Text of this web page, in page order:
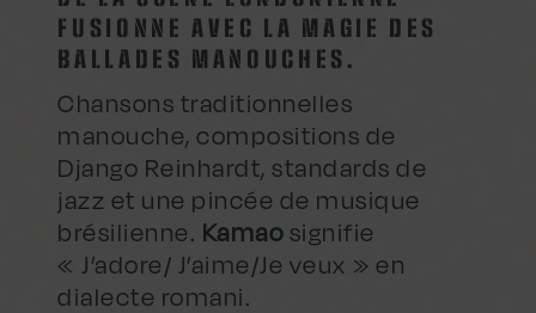
FUSIONNE AVEC LA MAGIE DES
BALLADES MANOUCHES.
Chansons traditionnelles
manouche, compositions de
Django Reinhardt, standards de
jazz et une pincée de musique
brésilienne. Kamao signifie
« J’adore/ J’aime/Je veux » en
dialecte romani.